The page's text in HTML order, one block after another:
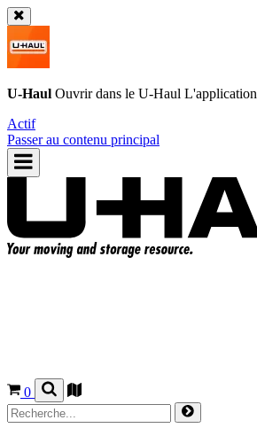
U-Haul Ouvrir dans le U-Haul L'application
Actif
Passer au contenu principal
0